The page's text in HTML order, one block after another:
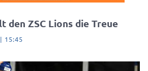
den ZSC Lions die Treue
15:45